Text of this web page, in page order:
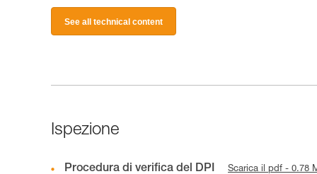
See all technical content
Ispezione
Procedura di verifica del DPI Scarica il pdf - 0.78